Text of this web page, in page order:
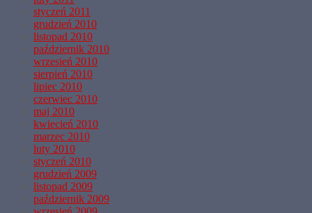
styczeń 2011
grudzień 2010
listopad 2010
październik 2010
wrzesień 2010
sierpień 2010
lipiec 2010
czerwiec 2010
maj 2010
kwiecień 2010
marzec 2010
luty 2010
styczeń 2010
grudzień 2009
listopad 2009
październik 2009